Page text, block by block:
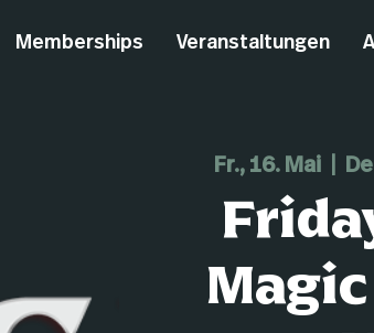
Memberships Veranstaltungen
Fr., 16. Mai
  |